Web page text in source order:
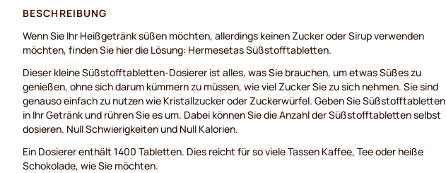
BESCHREIBUNG
Wenn Sie Ihr Heißgetränk süßen möchten, allerdings keinen Zucker oder Sirup verwenden
möchten, finden Sie hier die Lösung: Hermesetas Süßstofftabletten.
Dieser kleine Süßstofftabletten-Dosierer ist alles, was Sie brauchen, um etwas Süßes zu
genießen, ohne sich darum kümmern zu müssen, wie viel Zucker Sie zu sich nehmen. Sie sind
genauso einfach zu nutzen wie Kristallzucker oder Zuckerwürfel. Geben Sie Süßstofftabletten
in Ihr Getränk und rühren Sie es um. Dabei können Sie die Anzahl der Süßstofftabletten selbst
dosieren. Null Schwierigkeiten und Null Kalorien.
Ein Dosierer enthält 1400 Tabletten. Dies reicht für so viele Tassen Kaffee, Tee oder heiße
Schokolade, wie Sie möchten.